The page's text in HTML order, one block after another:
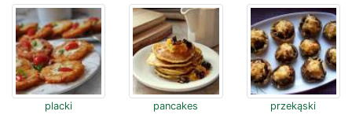
placki pancakes przekąski